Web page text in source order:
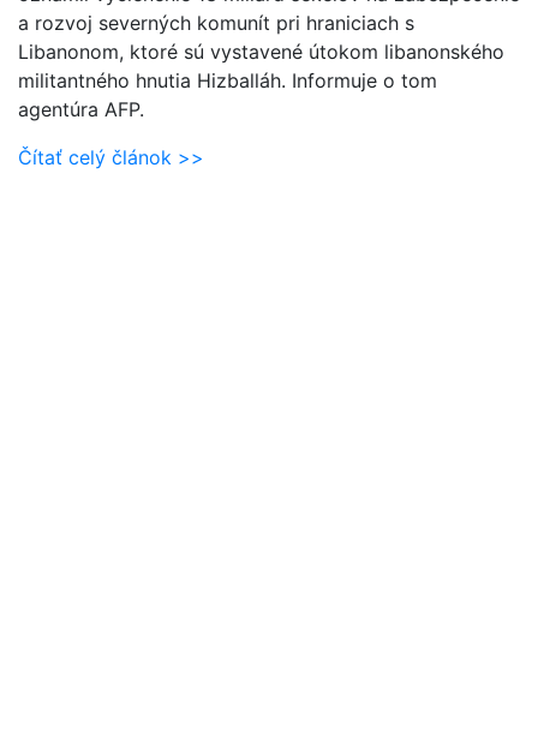
a rozvoj severných komunít pri hraniciach s
Libanonom, ktoré sú vystavené útokom libanonského
militantného hnutia Hizballáh. Informuje o tom
agentúra AFP.
Čítať celý článok >>